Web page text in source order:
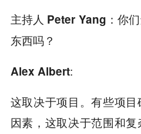
主持人 Peter Yang：你
东西吗？
Alex Albert:
这取决于项目。有些项
因素，这取决于范围和